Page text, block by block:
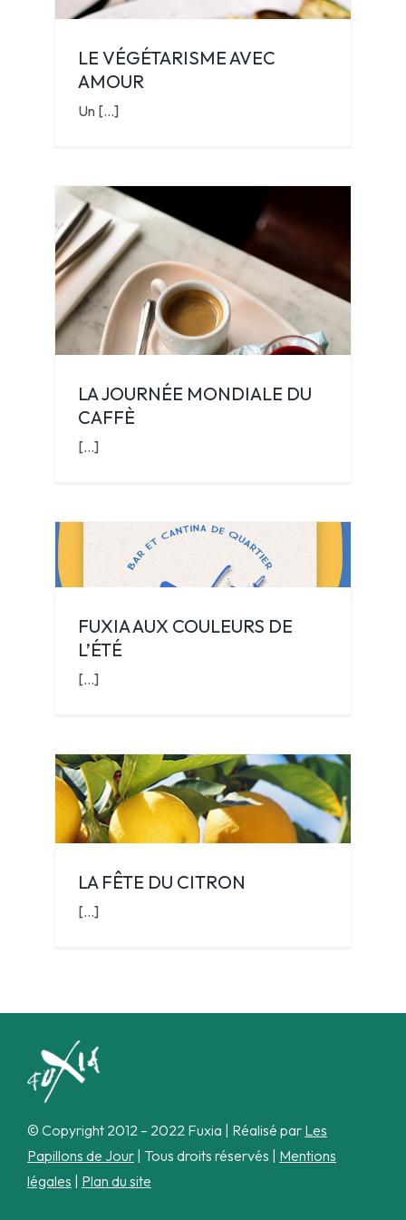
LE VÉGÉTARISME AVEC
AMOUR
Un [...]
LA JOURNÉE MONDIALE DU
CAFFÈ
[...]
FUXIA AUX COULEURS DE
L’ÉTÉ
[...]
LA FÊTE DU CITRON
[...]
© Copyright 2012 – 2022 Fuxia | Réalisé par Les
Papillons de Jour| Tous droits réservés | Mentions
légales
Plan du site